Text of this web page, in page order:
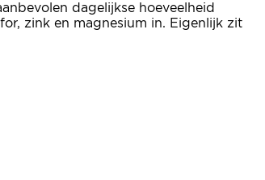
dagelijkse hoeveelheid
zink en magnesium in. Eigenlijk zit